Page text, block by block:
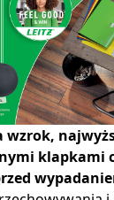
wzrok,
klapkami